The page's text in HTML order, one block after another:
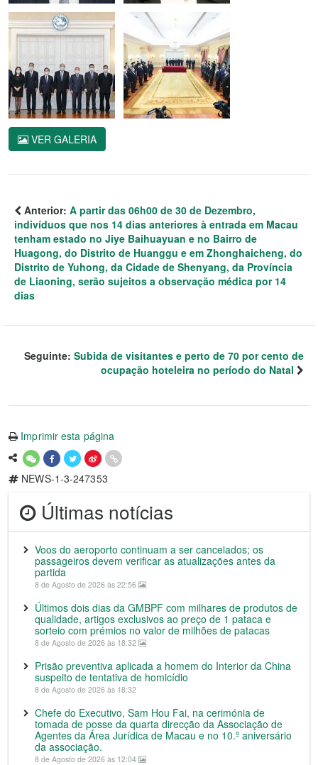
VER GALERIA
Anterior: A partir das 06h00 de 30 de Dezembro,
indivíduos que nos 14 dias anteriores à entrada em Macau
tenham estado no Jiye Baihuayuan e no Bairro de
Huagong, do Distrito de Huanggu e em Zhonghaicheng, do
Distrito de Yuhong, da Cidade de Shenyang, da Província
de Liaoning, serão sujeitos a observação médica por 14
dias
Seguinte: Subida de visitantes e perto de 70 por cento de
ocupação hoteleira no período do Natal
Imprimir esta página
NEWS-1-3-247353
Últimas notícias
Voos do aeroporto continuam a ser cancelados; os
passageiros devem verificar as atualizações antes da
partida
8 de Agosto de 2026 às 22:56
Últimos dois dias da GMBPF com milhares de produtos de
qualidade, artigos exclusivos ao preço de 1 pataca e
sorteio com prémios no valor de milhões de patacas
8 de Agosto de 2026 às 18:32
Prisão preventiva aplicada a homem do Interior da China
suspeito de tentativa de homicídio
8 de Agosto de 2026 às 18:32
Chefe do Executivo, Sam Hou Fai, na cerimónia de
tomada de posse da quarta direcção da Associação de
Agentes da Área Jurídica de Macau e no 10.º aniversário
da associação.
8 de Agosto de 2026 às 12:04